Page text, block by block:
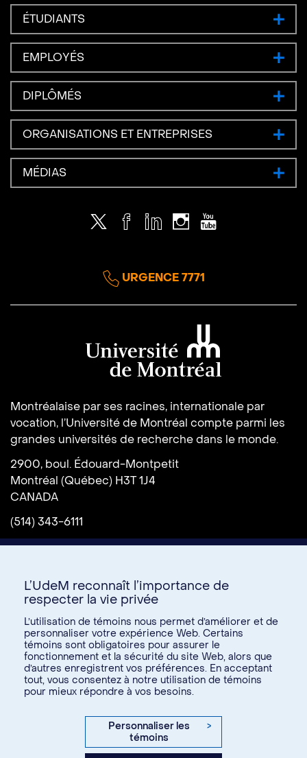
ÉTUDIANTS
EMPLOYÉS
DIPLÔMÉS
ORGANISATIONS ET ENTREPRISES
MÉDIAS
Twitter Facebook
LinkedInInstagramYoutube
URGENCE 7771
Montréalaise par ses racines, internationale par
vocation, l’Université de Montréal compte parmi les
grandes universités de recherche dans le monde.
2900, boul. Édouard-Montpetit
Montréal (Québec) H3T 1J4
CANADA
(514) 343-6111
Donnez à l’UdeM
U15
© Université de Montréal, 2026. Tous droits réservés.
Confidentialité
L’UdeM reconnaît l’importance de
respecter la vie privée
L’utilisation de témoins nous permet d’améliorer et de
personnaliser votre expérience Web. Certains
témoins sont obligatoires pour assurer le
fonctionnement et la sécurité du site Web, alors que
d’autres enregistrent vos préférences. En acceptant
tout, vous consentez à notre utilisation de témoins
pour mieux répondre à vos besoins.
Personnaliser les
témoins
>